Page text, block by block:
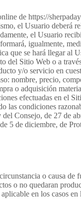
de https://
el Usuario deberá
el Usuario
igualmente,
que se hará llegar al
del Sitio Web o a
y/o servicio en
nombre, precio,
o adquisición
efectuadas en el
las condiciones
Consejo, de 27 de
5 de diciembre, de
o causa de
o no quedaran
en los casos